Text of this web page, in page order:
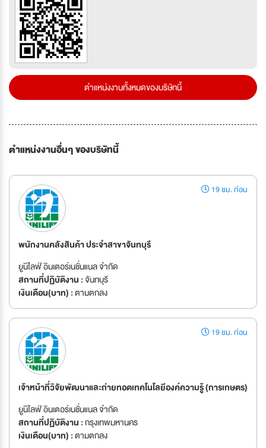
ตำแหน่งงานทั้งหมดของบริษัทนี้
ตำแหน่งงานอื่นๆ ของบริษัทนี้
19 ชม. ก่อน
พนักงานคลังสินค้า ประจำสาขาจันทบุรี
ยูนิไลฟ์ อินเตอร์เนชั่นแนล จำกัด
สถานที่ปฏิบัติงาน :จันทบุรี
เงินเดือน(บาท) :ตามตกลง
19 ชม. ก่อน
เจ้าหน้าที่วิจัยพัฒนาและถ่ายทอดเทคโนโลยีองค์ความรู้ (การเกษตร)
ยูนิไลฟ์ อินเตอร์เนชั่นแนล จำกัด
สถานที่ปฏิบัติงาน :กรุงเทพมหานคร
เงินเดือน(บาท) :ตามตกลง